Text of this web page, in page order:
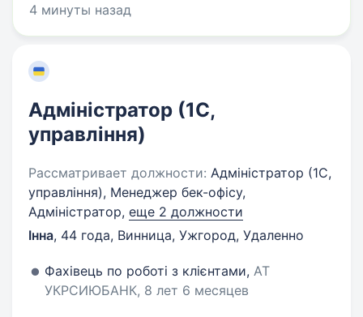
4 минуты назад
Адміністратор (1C,
управління)
Рассматривает должности: Адміністратор (1C,
управління), Менеджер бек-офісу,
Адміністратор, еще 2 должности
Інна, 44 года, Винница, Ужгород, Удаленно
Фахівець по роботі з клієнтами, АТ
УКРСИЮБАНК, 8 лет 6 месяцев